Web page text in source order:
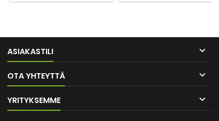
ASIAKASTILI 
OTA YHTEYTTÄ 
YRITYKSEMME 